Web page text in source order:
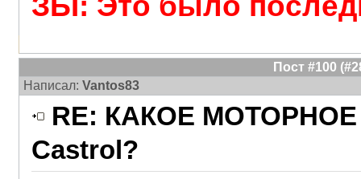
Пост #100
Написал: Vantos83
RE: КАКОЕ
Castrol?